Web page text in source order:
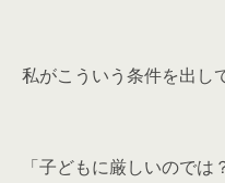
私がこういう条件を出し
「子どもに厳しいのでは